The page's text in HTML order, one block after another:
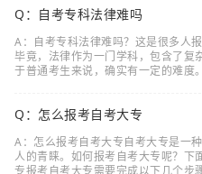
Q：自考专科法律难吗
A：自考专科法律难吗？这是很多人
毕竟，法律作为一门学科，包含了复
于普通考生来说，确实有一定的难度
Q：怎么报考自考大专
A：怎么报考自考大专自考大专是一
人的青睐。如何报考自考大专呢？下
专报考自考大专需要完成以下几个步